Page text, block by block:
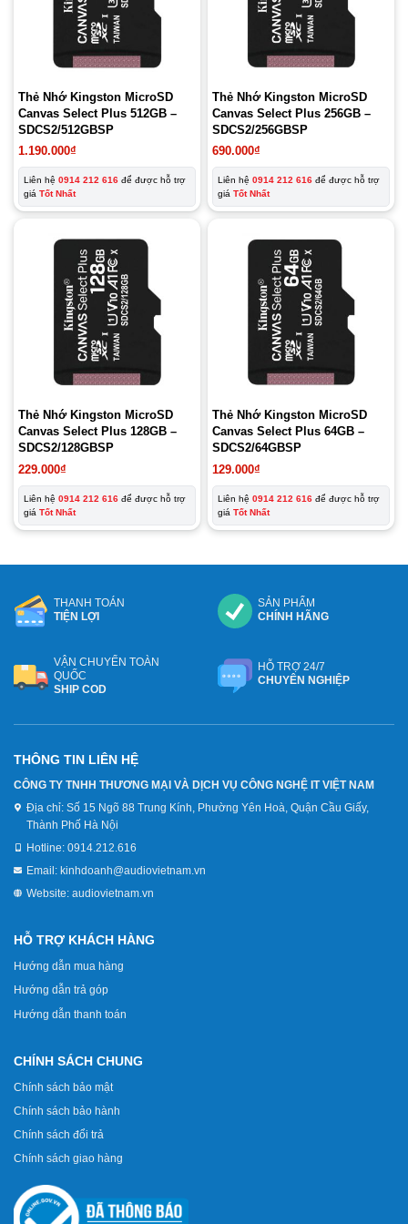
Thẻ Nhớ Kingston MicroSD
Canvas Select Plus 512GB –
SDCS2/512GBSP
1.190.000₫
Liên hệ 0914 212 616 để được hỗ trợ
giá Tốt Nhất
Thẻ Nhớ Kingston MicroSD
Canvas Select Plus 256GB –
SDCS2/256GBSP
690.000₫
Liên hệ 0914 212 616 để được hỗ trợ
giá Tốt Nhất
Thẻ Nhớ Kingston MicroSD
Canvas Select Plus 128GB –
SDCS2/128GBSP
229.000₫
Liên hệ 0914 212 616 để được hỗ trợ
giá Tốt Nhất
Thẻ Nhớ Kingston MicroSD
Canvas Select Plus 64GB –
SDCS2/64GBSP
129.000₫
Liên hệ 0914 212 616 để được hỗ trợ
giá Tốt Nhất
THANH TOÁN
TIỆN LỢI
SẢN PHẨM
CHÍNH HÃNG
VẬN CHUYỂN TOÀN
QUỐC
SHIP COD
HỖ TRỢ 24/7
CHUYÊN NGHIỆP
THÔNG TIN LIÊN HỆ
CÔNG TY TNHH THƯƠNG MẠI VÀ DỊCH VỤ CÔNG NGHỆ IT VIỆT NAM
Địa chỉ: Số 15 Ngõ 88 Trung Kính, Phường Yên Hoà, Quận Cầu Giấy,
Thành Phố Hà Nội
Hotline: 0914.212.616
Email: kinhdoanh@audiovietnam.vn
Website: audiovietnam.vn
HỖ TRỢ KHÁCH HÀNG
Hướng dẫn mua hàng
Hướng dẫn trả góp
Hướng dẫn thanh toán
CHÍNH SÁCH CHUNG
Chính sách bảo mật
Chính sách bảo hành
Chính sách đổi trả
Chính sách giao hàng